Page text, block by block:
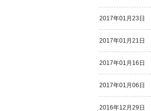
2017年01月23日
2017年01月21日
2017年01月16日
2017年01月06日
2016年12月29日